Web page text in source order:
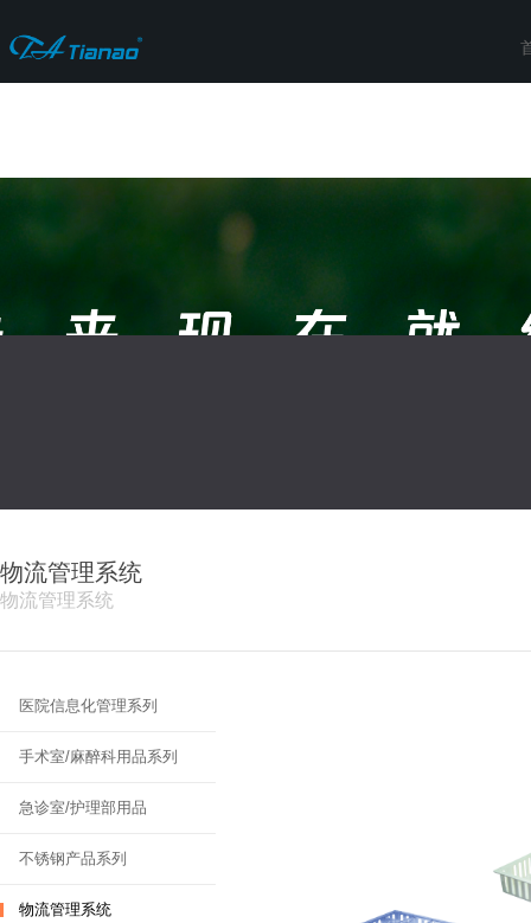
物流管理系统
物流管理系统
医院信息化管理系列
手术室/麻醉科用品系列
急诊室/护理部用品
不锈钢产品系列
物流管理系统